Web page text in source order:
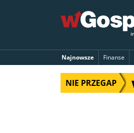
Najnowsze Finanse
NIE PRZEGAP